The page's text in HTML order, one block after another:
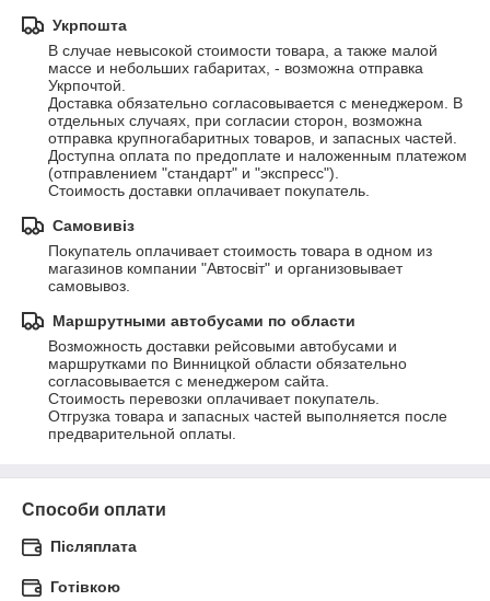
Укрпошта
В случае невысокой стоимости товара, а также малой
массе и небольших габаритах, - возможна отправка
Укрпочтой.
Доставка обязательно согласовывается с менеджером. В
отдельных случаях, при согласии сторон, возможна
отправка крупногабаритных товаров, и запасных частей.
Доступна оплата по предоплате и наложенным платежом
(отправлением "стандарт" и "экспресс").
Стоимость доставки оплачивает покупатель.
Самовивіз
Покупатель оплачивает стоимость товара в одном из
магазинов компании "Автосвіт" и организовывает
самовывоз.
Маршрутными автобусами по области
Возможность доставки рейсовыми автобусами и
маршрутками по Винницкой области обязательно
согласовывается с менеджером сайта.
Стоимость перевозки оплачивает покупатель.
Отгрузка товара и запасных частей выполняется после
предварительной оплаты.
Способи оплати
Післяплата
Готівкою